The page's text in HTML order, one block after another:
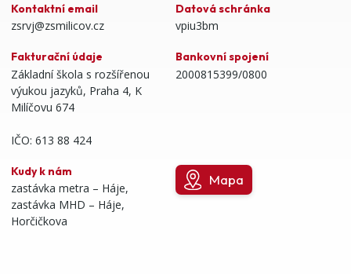
Kontaktní email
zsrvj@zsmilicov.cz
Datová schránka
vpiu3bm
Fakturační údaje
Základní škola s rozšířenou
výukou jazyků, Praha 4, K
Milíčovu 674
IČO: 613 88 424
Bankovní spojení
2000815399/0800
Kudy k nám
zastávka metra – Háje,
zastávka MHD – Háje,
Horčičkova
Mapa